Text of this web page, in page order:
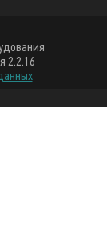
2.2.16